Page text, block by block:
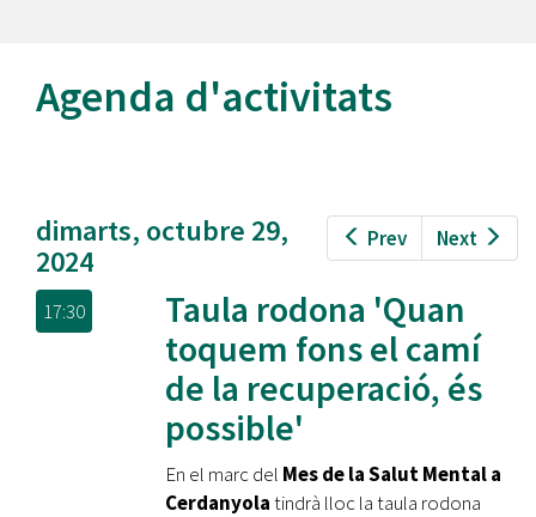
Agenda d'activitats
Prev Next
dimarts, octubre 29,
2024
17:30
Taula rodona 'Quan
toquem fons el camí
de la recuperació, és
possible'
En el marc del Mes de la Salut Mental a
Cerdanyolatindrà lloc la taula rodona